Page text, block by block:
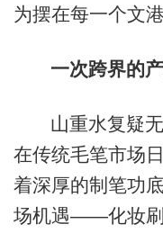
为摆在每一个文
一次跨界的
山重水复疑
在传统毛笔市场
着深厚的制笔功
场机遇——化妆刷